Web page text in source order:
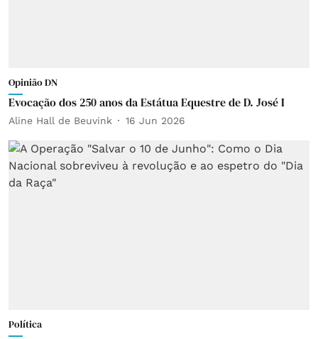
Opinião DN
Evocação dos 250 anos da Estátua Equestre de D. José I
Aline Hall de Beuvink 16 Jun 2026
Política